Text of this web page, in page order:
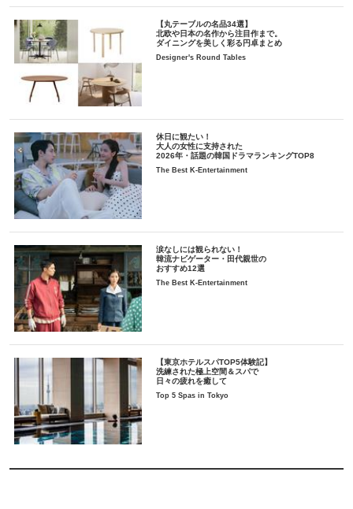
【丸テーブルの名品34選】
北欧や日本の名作から注目作まで。
ダイニングを美しく彩る円卓まとめ
Designer's Round Tables
休日に観たい！
大人の女性に支持された
2026年・話題の韓国ドラマランキングTOP8
The Best K-Entertainment
涙なしには観られない！
韓流ナビゲーター・田代親世の
おすすめ12選
The Best K-Entertainment
【東京ホテルスパTOP5体験記】
洗練された極上空間＆スパで
日々の疲れを癒して
Top 5 Spas in Tokyo